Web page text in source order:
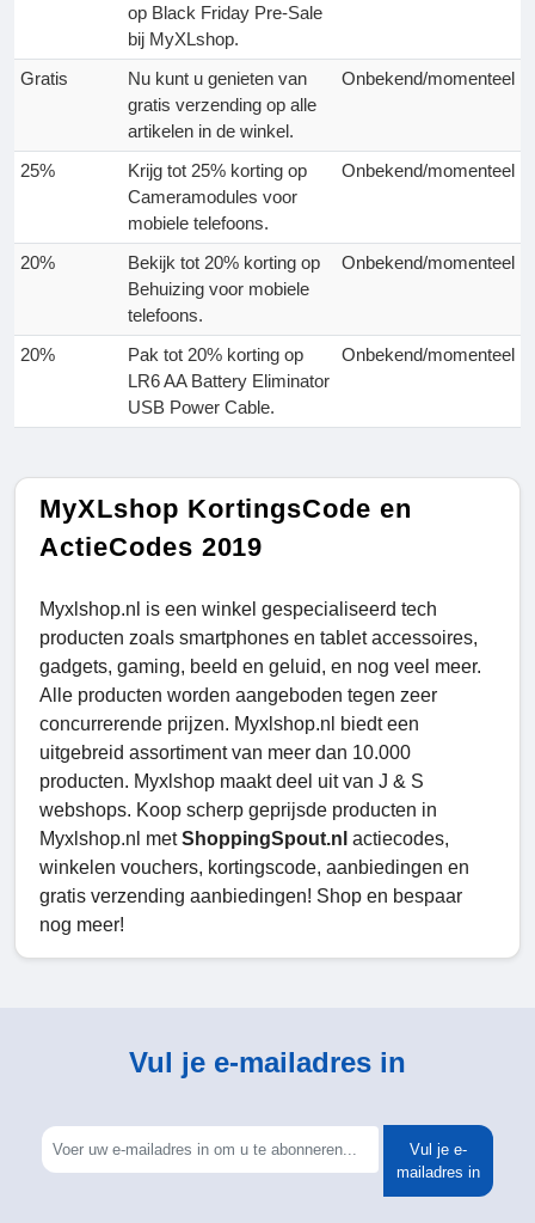
op Black Friday Pre-Sale
bij MyXLshop.
Gratis
Nu kunt u genieten van
gratis verzending op alle
artikelen in de winkel.
Onbekend/momenteel
25%
Krijg tot 25% korting op
Cameramodules voor
mobiele telefoons.
Onbekend/momenteel
20%
Bekijk tot 20% korting op
Behuizing voor mobiele
telefoons.
Onbekend/momenteel
20%
Pak tot 20% korting op
LR6 AA Battery Eliminator
USB Power Cable.
Onbekend/momenteel
MyXLshop KortingsCode en
ActieCodes 2019
Myxlshop.nl is een winkel gespecialiseerd tech
producten zoals smartphones en tablet accessoires,
gadgets, gaming, beeld en geluid, en nog veel meer.
Alle producten worden aangeboden tegen zeer
concurrerende prijzen. Myxlshop.nl biedt een
uitgebreid assortiment van meer dan 10.000
producten. Myxlshop maakt deel uit van J & S
webshops. Koop scherp geprijsde producten in
Myxlshop.nl metShoppingSpout.nl actiecodes,
winkelen vouchers, kortingscode, aanbiedingen en
gratis verzending aanbiedingen! Shop en bespaar
nog meer!
Vul je e-mailadres in
Vul je e-
mailadres in